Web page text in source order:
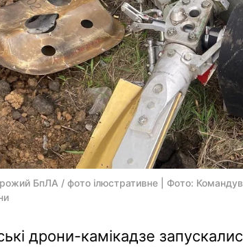
БпЛА / фото ілюстративне | Фото:
дрони-камікадзе